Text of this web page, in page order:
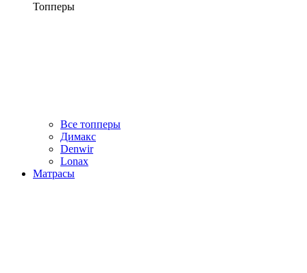
Топперы
Все топперы
Димакс
Denwir
Lonax
Матрасы